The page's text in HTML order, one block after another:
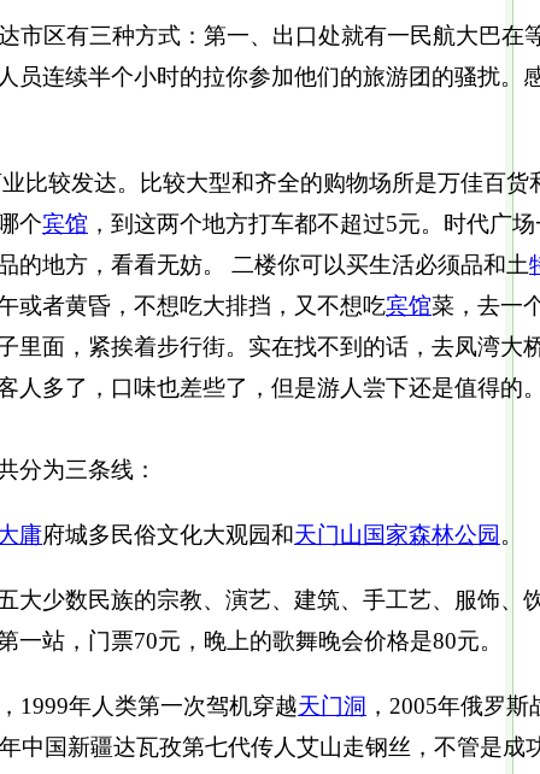
市区有三种方式：第一、出口处就有一民航大巴
员连续半个小时的拉你参加他们的旅游团的骚扰
较发达。比较大型和齐全的购物场所是万佳百货
个宾馆 ，到这两个地方打车都不超过5元。时代广
的地方，看看无妨。 二楼你可以买生活必须品和土
或者黄昏，不想吃大排挡，又不想吃宾馆菜，去一
里面，紧挨着步行街。实在找不到的话，去凤湾
人多了，口味也差些了，但是游人尝下还是值得的
分为三条线：
庸府城多民俗文化大观园和天门山 国家森林公园 。
大少数民族的宗教、演艺、建筑、手工艺、服饰、
一站，门票70元，晚上的歌舞晚会价格是80元。
1999年人类第一次驾机穿越天门洞 ，2005年俄罗
中国新疆达瓦孜第七代传人艾山走钢丝，不管是